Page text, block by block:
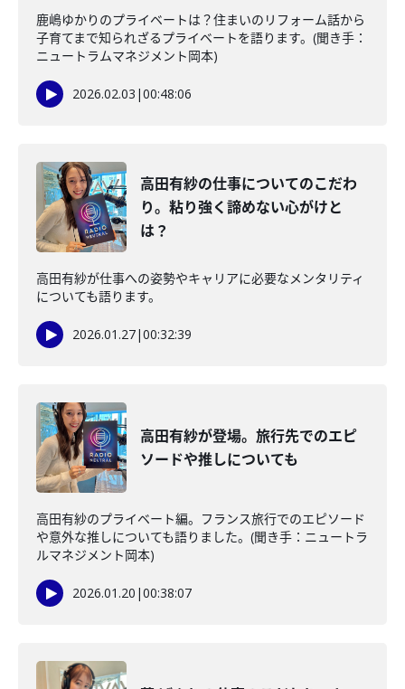
鹿嶋ゆかりのプライベートは？住まいのリフォーム話から
子育てまで知られざるプライベートを語ります。(聞き手：
ニュートラムマネジメント岡本)
2026.02.03 |00:48:06
高田有紗の仕事についてのこだわ
り。粘り強く諦めない心がけと
は？
高田有紗が仕事への姿勢やキャリアに必要なメンタリティ
についても語ります。
2026.01.27|00:32:39
高田有紗が登場。旅行先でのエピ
ソードや推しについても
高田有紗のプライベート編。フランス旅行でのエピソード
や意外な推しについても語りました。(聞き手：ニュートラ
ルマネジメント岡本)
2026.01.20 |00:38:07